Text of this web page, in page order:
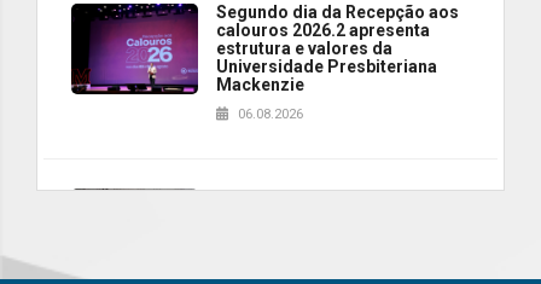
Segundo dia da Recepção aos
calouros 2026.2 apresenta
estrutura e valores da
Universidade Presbiteriana
Mackenzie
06.08.2026
Nova apresentação do Centro